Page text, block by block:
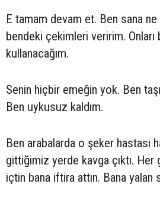
E tamam devam et. Ben sana ne
bendeki çekimleri veririm. Onları
kullanacağım.
Senin hiçbir emeğin yok. Ben
Ben uykusuz kaldım.
Ben arabalarda o şeker hastası
gittiğimiz yerde kavga çıktı.
içtin bana iftira attın. Bana yalan